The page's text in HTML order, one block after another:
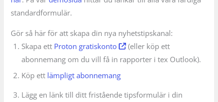
standardformulär.
Gör så här för att skapa din nya nyhetstipskanal:
Skapa ett Proton gratiskonto
(eller köp ett
abonnemang om du vill få in rapporter i tex Outlook).
Köp ett lämpligt abonnemang
Lägg en länk till ditt fristående tipsformulär i din